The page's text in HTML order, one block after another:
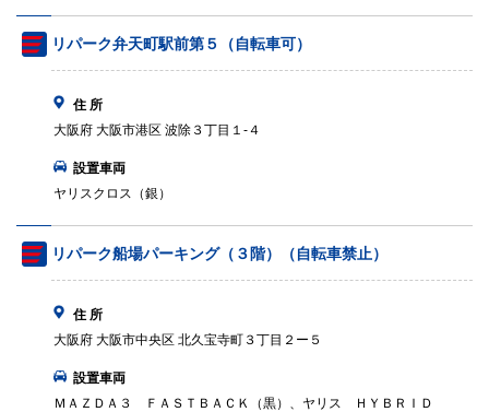
リパーク弁天町駅前第５（自転車可）
住 所
大阪府 大阪市港区 波除３丁目１‐４
設置車両
ヤリスクロス（銀）
リパーク船場パーキング（３階）（自転車禁止）
住 所
大阪府 大阪市中央区 北久宝寺町３丁目２ー５
設置車両
ＭＡＺＤＡ３ ＦＡＳＴＢＡＣＫ（黒）、ヤリス ＨＹＢＲＩＤ